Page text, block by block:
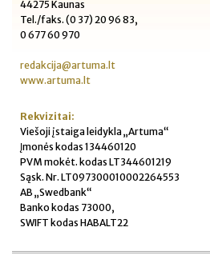
44275 Kaunas
Tel./faks. (0 37) 20 96 83,
0 677 60 970
redakcija@artuma.lt
www.artuma.lt
Rekvizitai:
Viešoji įstaiga leidykla „Artuma“
Įmonės kodas 134460120
PVM mokėt. kodas LT344601219
Sąsk. Nr. LT097300010002264553
AB „Swedbank“
Banko kodas 73000,
SWIFT kodas HABALT22